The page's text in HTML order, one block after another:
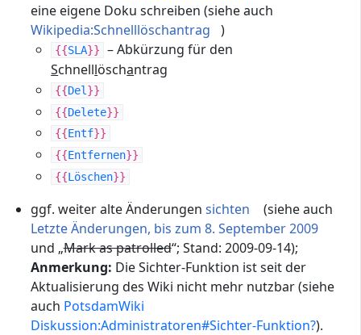
eine eigene Doku schreiben (siehe auch
Wikipedia:Schnelllöschantrag
)
{{SLA}}
– Abkürzung für den
Schnelllöschantrag
{{Del }}
{{Delete}}
{{Entf}}
{{Entfernen}}
{{Löschen}}
ggf. weiter alte Änderungen sichten
(siehe auch
Letzte Änderungen, bis zum 8. September 2009
und „Mark as patrolled“; Stand: 2009-09-14);
Anmerkung: Die Sichter-Funktion ist seit der
Aktualisierung des Wiki nicht mehr nutzbar (siehe
auch PotsdamWiki
Diskussion:Administratoren#Sichter-Funktion?).